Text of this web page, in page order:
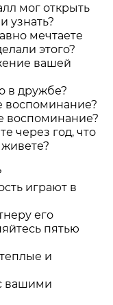
мог открыть
узнать?
мечтаете
этого?
вашей
в дружбе?
воспоминание?
воспоминание?
через год, что
играют в
его
пятью
и
вашими